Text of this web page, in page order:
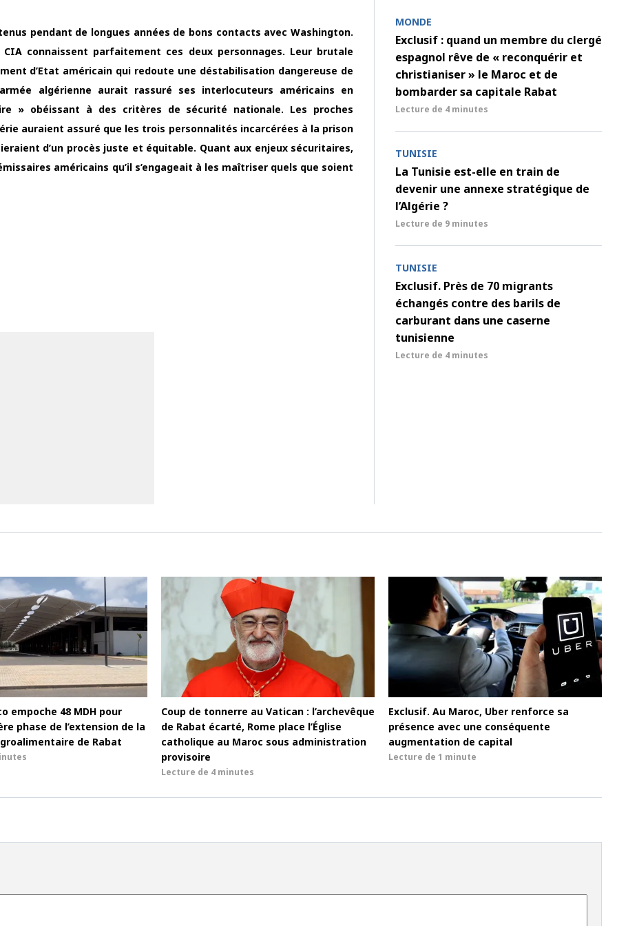
pendant de longues années de bons contacts avec Washington.
connaissent parfaitement ces deux personnages. Leur brutale
d’Etat américain qui redoute une déstabilisation dangereuse de
algérienne aurait rassuré ses interlocuteurs américains en
» obéissant à des critères de sécurité nationale. Les proches
auraient assuré que les trois personnalités incarcérées à la prison
d’un procès juste et équitable. Quant aux enjeux sécuritaires,
américains qu’il s’engageait à les maîtriser quels que soient
MONDE
Exclusif : quand un membre du clergé
espagnol rêve de « reconquérir et
christianiser » le Maroc et de
bombarder sa capitale Rabat
Lecture de 4 minutes
TUNISIE
La Tunisie est-elle en train de
devenir une annexe stratégique de
l’Algérie ?
Lecture de 9 minutes
TUNISIE
Exclusif. Près de 70 migrants
échangés contre des barils de
carburant dans une caserne
tunisienne
Lecture de 4 minutes
empoche 48 MDH pour
phase de l’extension de la
de Rabat
Coup de tonnerre au Vatican : l’archevêque
de Rabat écarté, Rome place l’Église
catholique au Maroc sous administration
provisoire
Lecture de 4 minutes
Exclusif. Au Maroc, Uber renforce sa
présence avec une conséquente
augmentation de capital
Lecture de 1 minute